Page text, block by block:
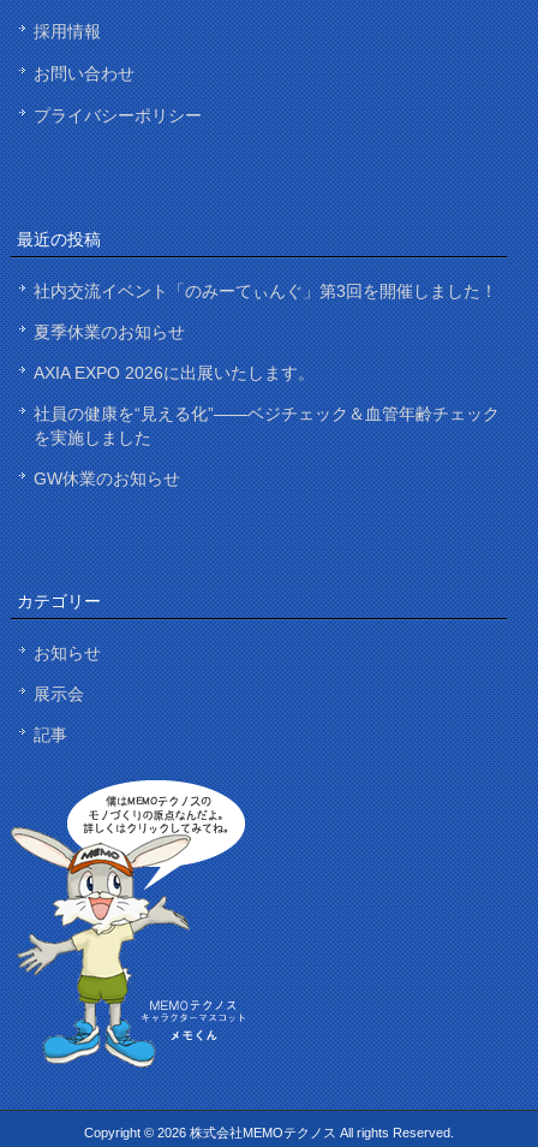
採用情報
お問い合わせ
プライバシーポリシー
最近の投稿
社内交流イベント「のみーてぃんぐ」第3回を開催しました！
夏季休業のお知らせ
AXIA EXPO 2026に出展いたします。
社員の健康を“見える化”——ベジチェック＆血管年齢チェック
を実施しました
GW休業のお知らせ
カテゴリー
お知らせ
展示会
記事
Copyright © 2026 株式会社MEMOテクノス All rights Reserved.